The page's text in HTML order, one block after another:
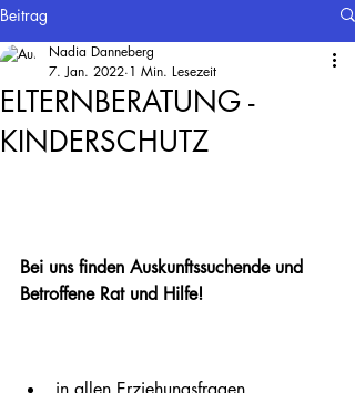
Beitrag
ELTERNBERATUNG -
KINDERSCHUTZ
Nadia Danneberg
7. Jan. 2022 1 Min. Lesezeit
Bei uns finden Auskunftssuchende und
Betroffene Rat und Hilfe!